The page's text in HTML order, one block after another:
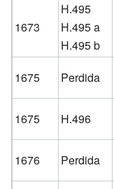
1673
H.495
H.495 a
H.495 b
1675 Perdida
1675
H.496
1676
Perdida